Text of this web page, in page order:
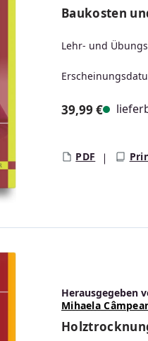
Baukosten
Lehr- und
39,99 €
PDF
Herausgegeben
Mihaela